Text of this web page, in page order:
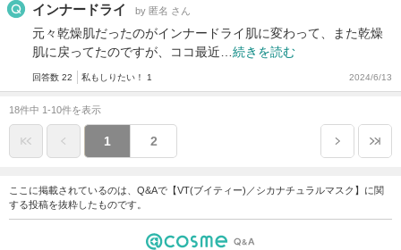
インナードライ by 匿名 さん
元々乾燥肌だったのがインナードライ肌に変わって、また乾燥
肌に戻ってたのですが、ココ最近… 続きを読む
回答数 22 私もしりたい！ 1 2024/6/13
18件中 1-10件を表示
1 2
ここに掲載されているのは、Q&Aで【VT(ブイティー)／シカナチュラルマスク】に関
する投稿を抜粋したものです。